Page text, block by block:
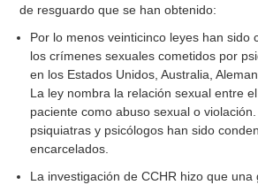
de resguardo que se han obtenido:
Por lo menos veinticinco leyes han sido
los crímenes sexuales cometidos por
en los Estados Unidos, Australia,
La ley nombra la relación sexual entre
paciente como abuso sexual o
psiquiatras y psicólogos han sido
encarcelados.
La investigación de CCHR hizo que una